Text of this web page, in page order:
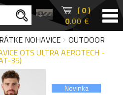
( 0 )
0.00 €
NOHAVICE
OUTDOOR
OTS ULTRA AEROTECH -
35)
Novinka